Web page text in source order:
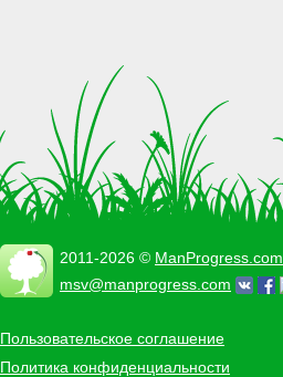
2011-2026 © ManProgress.com
msv@manprogress.com
Пользовательское соглашение
Политика конфиденциальности